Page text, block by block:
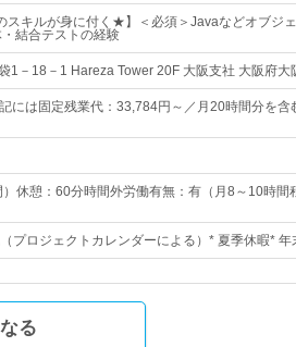
スキルが身に付く★】＜必須＞Javaなどオブジ
結合テストの経験
1－18－1 Hareza Tower 20F 大阪支社 大阪府
には固定残業代：33,784円～／月20時間分を含
休憩：60分時間外労働有無：有（月8～10時
（プロジェクトカレンダーによる）* 夏季休暇*
る